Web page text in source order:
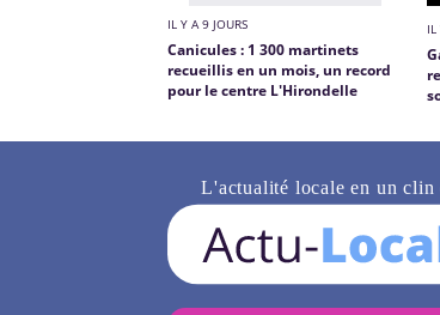
IL Y A 9 JOURS
Canicules : 1 300 martinets
recueillis en un mois, un record
pour le centre L'Hirondelle
IL
L'actualité locale en un